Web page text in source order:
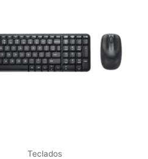
Teclados